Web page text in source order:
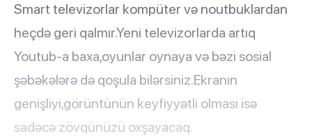
Smart televizorlar kompüter və noutbuklardan
heçdə geri qalmır.Yeni televizorlarda artıq
Youtub-a baxa,oyunlar oynaya və bəzi sosial
şəbəkələrə də qoşula bilərsiniz.Ekranın
genişliyi,görüntünün keyfiyyətli olması isə
sadəcə zövqünüzü oxşayacaq.